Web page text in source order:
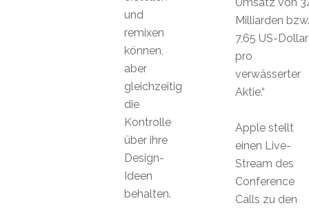
Milliarden bzw.
7,65 US-Dollar
pro
verwässerter
Aktie.“
Apple stellt
einen Live-
Stream des
Conference
Calls zu den
und
remixen
können,
aber
gleichzeitig
die
Kontrolle
über ihre
Design-
Ideen
behalten.